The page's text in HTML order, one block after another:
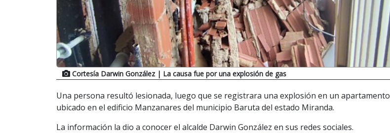
Cortesía Darwin González| La causa fue por una explosión de gas
Una persona resultó lesionada, luego que se registrara una explosión en un apartamento
ubicado en el edificio Manzanares del municipio Baruta del estado Miranda.
La información la dio a conocer el alcalde Darwin González en sus redes sociales.